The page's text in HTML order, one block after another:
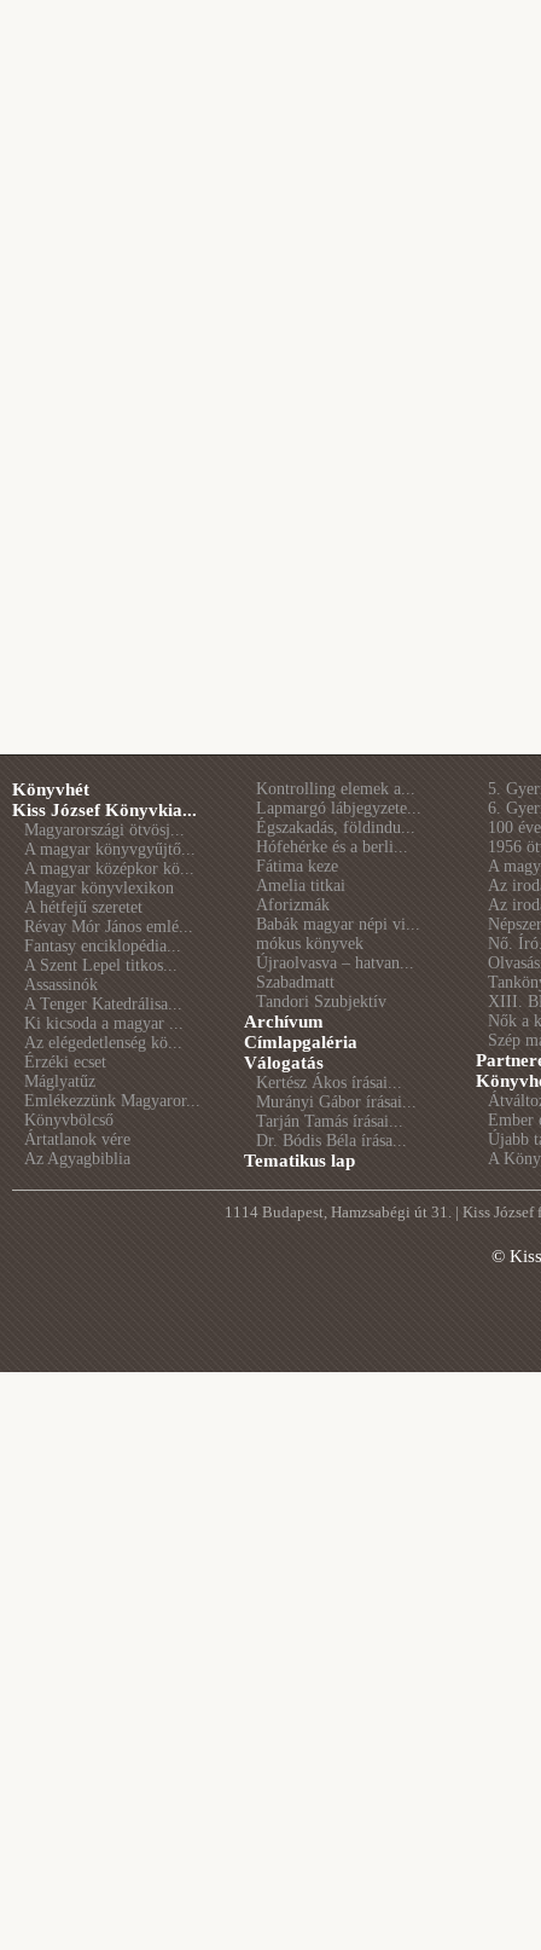
Könyvhét
Kiss József Könyvkia...
Magyarországi ötvösj...
A magyar könyvgyűjtő...
A magyar középkor kö...
Magyar könyvlexikon
A hétfejű szeretet
Révay Mór János emlé...
Fantasy enciklopédia...
A Szent Lepel titkos...
Assassinók
A Tenger Katedrálisa...
Ki kicsoda a magyar ...
Az elégedetlenség kö...
Érzéki ecset
Máglyatűz
Emlékezzünk Magyaror...
Könyvbölcső
Ártatlanok vére
Az Agyagbiblia
Kontrolling elemek a...
Lapmargó lábjegyzete...
Égszakadás, földindu...
Hófehérke és a berli...
Fátima keze
Amelia titkai
Aforizmák
Babák magyar népi vi...
mókus könyvek
Újraolvasva – hatvan...
Szabadmatt
Tandori Szubjektív
Archívum
Címlapgaléria
Válogatás
Kertész Ákos írásai...
Murányi Gábor írásai...
Tarján Tamás írásai...
Dr. Bódis Béla írása...
Tematikus lap
5.
6.
100
1956
A
Az
Az
Nő.
XIII.
Nők a
Szép
Ember
Újabb
A
1114 Budapest, Hamzsabégi út 31. | Kiss
©